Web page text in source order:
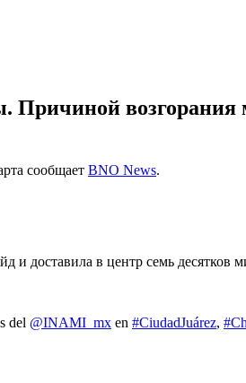
Причиной возгорания
сообщает BNO News.
и доставила в центр семь десятков
del @INAMI_mx en #CiudadJuárez,